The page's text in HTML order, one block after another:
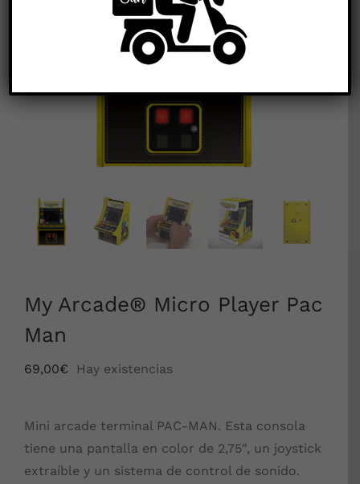
My Arcade® Micro Player Pac
Man
69,00€ Hay existencias
Mini arcade terminal PAC-MAN. Esta consola
tiene una pantalla en color de 2,75″, un joystick
extraíble y un sistema de control de sonido.